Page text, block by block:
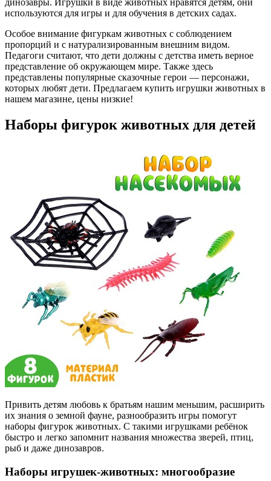
динозавры. Игрушки в виде животных нравятся детям, они
используются для игры и для обучения в детских садах.
Особое внимание фигуркам животных с соблюдением
пропорций и с натурализированным внешним видом.
Педагоги считают, что дети должны с детства иметь верное
представление об окружающем мире. Также здесь
представлены популярные сказочные герои — персонажи,
которых любят дети. Предлагаем купить игрушки животных в
нашем магазине, цены низкие!
Наборы фигурок животных для детей
Привить детям любовь к братьям нашим меньшим, расширить
их знания о земной фауне, разнообразить игры помогут
наборы фигурок животных. С такими игрушками ребёнок
быстро и легко запомнит названия множества зверей, птиц,
рыб и даже динозавров.
Наборы игрушек-животных: многообразие